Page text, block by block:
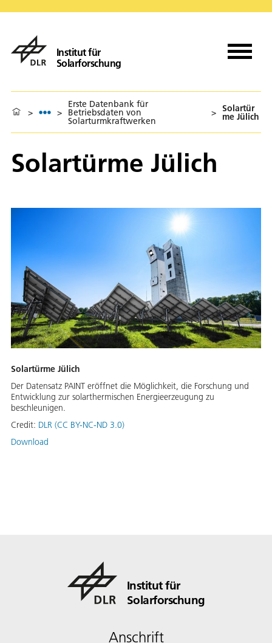
Institut für
Solarforschung
> >
Erste Datenbank für
Betriebsdaten von
Solarturmkraftwerken
> Solartür
me Jülich
Solartürme Jülich
Solartürme Jülich
Der Datensatz PAINT eröffnet die Möglichkeit, die Forschung und
Entwicklung zur solarthermischen Energieerzeugung zu
beschleunigen.
Credit: DLR (CC BY-NC-ND 3.0)
Download
Institut für
Solarforschung
Anschrift